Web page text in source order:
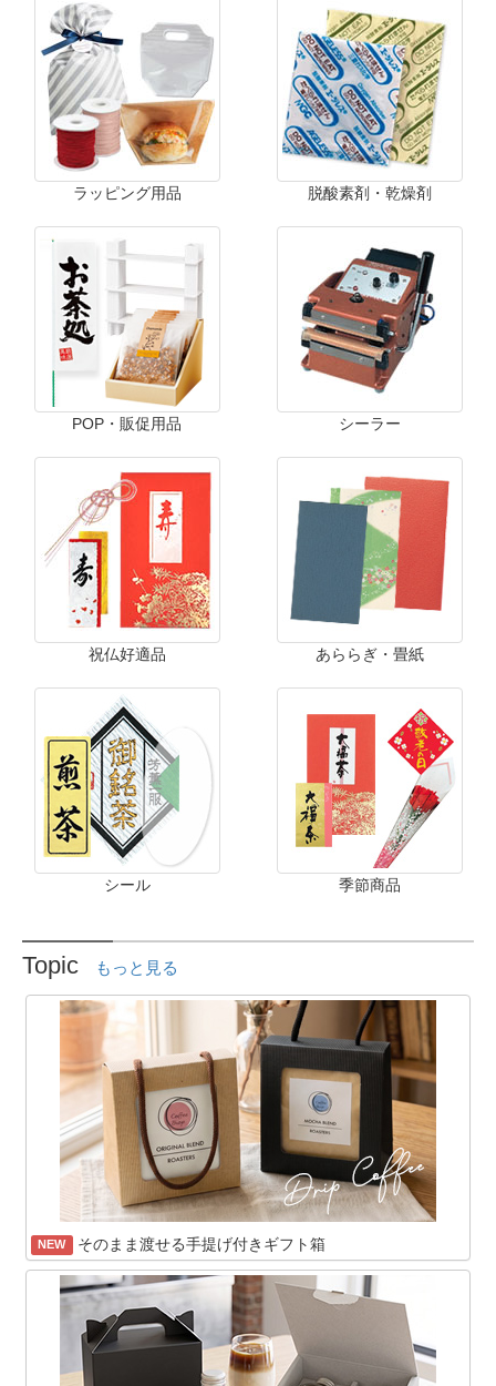
ラッピング用品 脱酸素剤・乾燥剤
POP・販促用品 シーラー
祝仏好適品 あららぎ・畳紙
シール 季節商品
Topic もっと見る
NEW そのまま渡せる手提げ付きギフト箱